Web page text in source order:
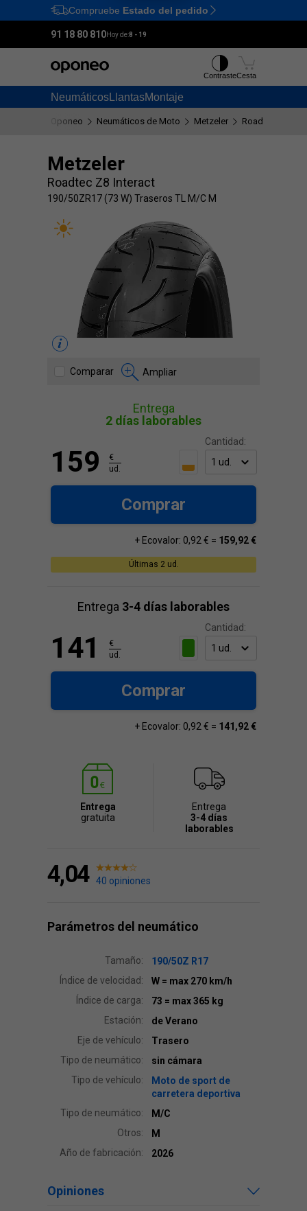
Ctrl M
Compruebe Estado del pedido
91 18 80 810Hoy de:8 - 19
Neumáticos LlantasMontaje
ContrasteCesta
Oponeo Neumáticos de Moto Metzeler Roadtec Z8
Metzeler
Roadtec Z8 Interact
190/50ZR17 (73 W) Traseros TL M/C M
Comparar Ampliar
Últimas 2 ud.
Entrega
2 días laborables
Cantidad:
159
€
ud.
Comprar
+ Ecovalor: 0,92 € = 159,92 €
Entrega 3-4 días laborables
Cantidad:
141
€
ud.
Comprar
+ Ecovalor: 0,92 € = 141,92 €
Entrega
gratuita
Entrega
3-4 días
laborables
4,04 40 opiniones
Parámetros del neumático
Tamaño:
190/50Z R17
Índice de velocidad:
W = max 270 km/h
Índice de carga:
73 = max 365 kg
Estación:
de Verano
Eje de vehículo:
Trasero
Tipo de neumático:
sin cámara
Tipo de vehículo:
Moto de sport de
carretera deportiva
Tipo de neumático:
M/C
Otros:
M
Año de fabricación:
2026
Opiniones